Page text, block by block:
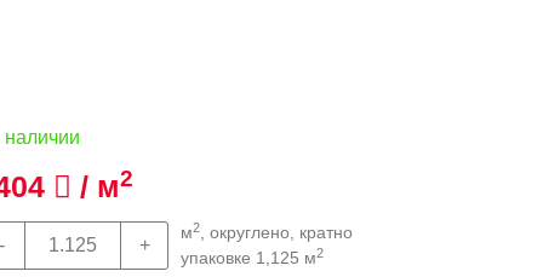
наличии
/ м2
м2, округлено, кратно
упаковке 1,125 м2